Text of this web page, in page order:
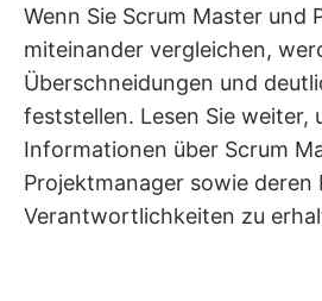
Wenn Sie Scrum Master und
miteinander vergleichen,
Überschneidungen und
feststellen. Lesen Sie weiter,
Informationen über Scrum
Projektmanager sowie deren
Verantwortlichkeiten zu